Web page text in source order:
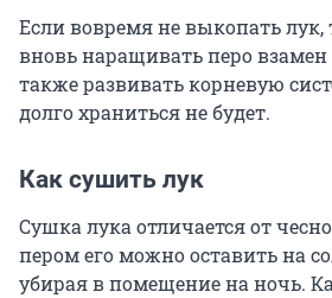
Если вовремя не выкопать лук,
вновь наращивать перо
также развивать корневую
долго храниться не будет.
Как сушить лук
Сушка лука отличается от
пером его можно оставить на
убирая в помещение на ночь.